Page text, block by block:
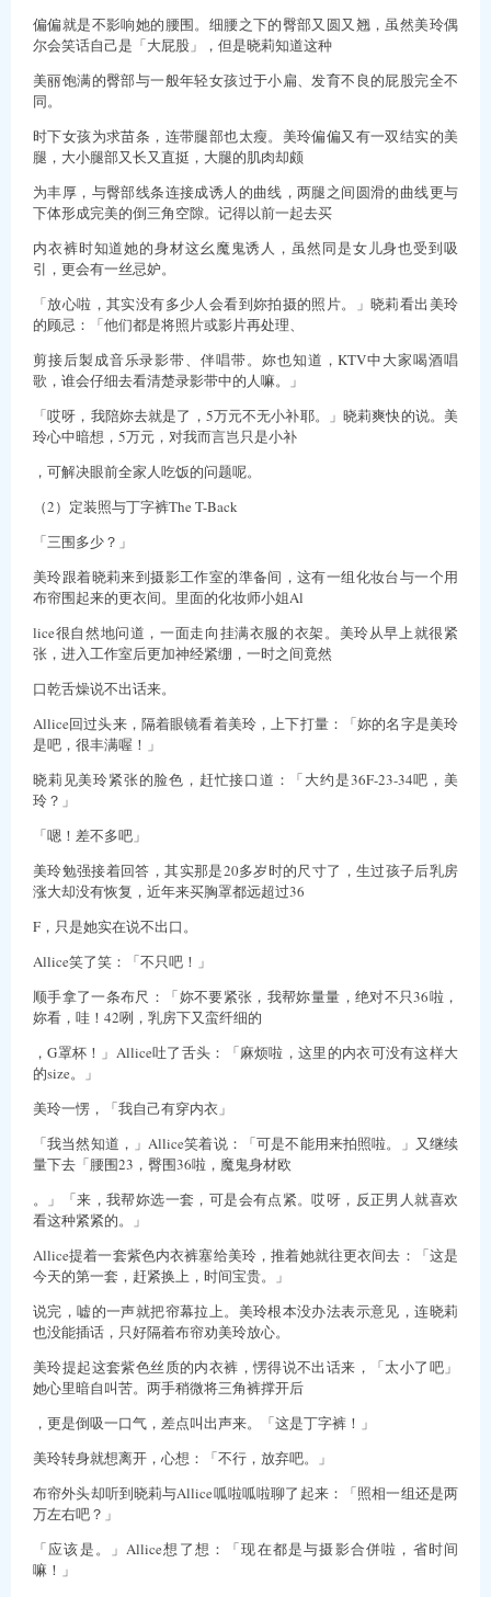
偏偏就是不影响她的腰围。细腰之下的臀部又圆又翘，虽然美玲偶
尔会笑话自己是「大屁股」，但是晓莉知道这种
美丽饱满的臀部与一般年轻女孩过于小扁、发育不良的屁股完全不
同。
时下女孩为求苗条，连带腿部也太瘦。美玲偏偏又有一双结实的美
腿，大小腿部又长又直挺，大腿的肌肉却颇
为丰厚，与臀部线条连接成诱人的曲线，两腿之间圆滑的曲线更与
下体形成完美的倒三角空隙。记得以前一起去买
内衣裤时知道她的身材这幺魔鬼诱人，虽然同是女儿身也受到吸
引，更会有一丝忌妒。
「放心啦，其实没有多少人会看到妳拍摄的照片。」晓莉看出美玲
的顾忌：「他们都是将照片或影片再处理、
剪接后製成音乐录影带、伴唱带。妳也知道，KTV中大家喝酒唱
歌，谁会仔细去看清楚录影带中的人嘛。」
「哎呀，我陪妳去就是了，5万元不无小补耶。」晓莉爽快的说。美
玲心中暗想，5万元，对我而言岂只是小补
，可解决眼前全家人吃饭的问题呢。
（2）定装照与丁字裤The T-Back
「三围多少？」
美玲跟着晓莉来到摄影工作室的準备间，这有一组化妆台与一个用
布帘围起来的更衣间。里面的化妆师小姐Al
lice很自然地问道，一面走向挂满衣服的衣架。美玲从早上就很紧
张，进入工作室后更加神经紧绷，一时之间竟然
口乾舌燥说不出话来。
Allice回过头来，隔着眼镜看着美玲，上下打量：「妳的名字是美玲
是吧，很丰满喔！」
晓莉见美玲紧张的脸色，赶忙接口道：「大约是36F-23-34吧，美
玲？」
「嗯！差不多吧」
美玲勉强接着回答，其实那是20多岁时的尺寸了，生过孩子后乳房
涨大却没有恢复，近年来买胸罩都远超过36
F，只是她实在说不出口。
Allice笑了笑：「不只吧！」
顺手拿了一条布尺：「妳不要紧张，我帮妳量量，绝对不只36啦，
妳看，哇！42咧，乳房下又蛮纤细的
，G罩杯！」Allice吐了舌头：「麻烦啦，这里的内衣可没有这样大
的size。」
美玲一愣，「我自己有穿内衣」
「我当然知道，」Allice笑着说：「可是不能用来拍照啦。」又继续
量下去「腰围23，臀围36啦，魔鬼身材欧
。」「来，我帮妳选一套，可是会有点紧。哎呀，反正男人就喜欢
看这种紧紧的。」
Allice提着一套紫色内衣裤塞给美玲，推着她就往更衣间去：「这是
今天的第一套，赶紧换上，时间宝贵。」
说完，嘘的一声就把帘幕拉上。美玲根本没办法表示意见，连晓莉
也没能插话，只好隔着布帘劝美玲放心。
美玲提起这套紫色丝质的内衣裤，愣得说不出话来，「太小了吧」
她心里暗自叫苦。两手稍微将三角裤撑开后
，更是倒吸一口气，差点叫出声来。「这是丁字裤！」
美玲转身就想离开，心想：「不行，放弃吧。」
布帘外头却听到晓莉与Allice呱啦呱啦聊了起来：「照相一组还是两
万左右吧？」
「应该是。」Allice想了想：「现在都是与摄影合併啦，省时间
嘛！」